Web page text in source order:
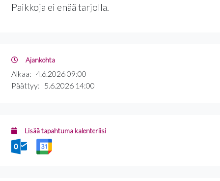
Paikkoja ei enää tarjolla.
Ajankohta
Alkaa: 4.6.2026 09:00
Päättyy: 5.6.2026 14:00
Lisää tapahtuma kalenteriisi